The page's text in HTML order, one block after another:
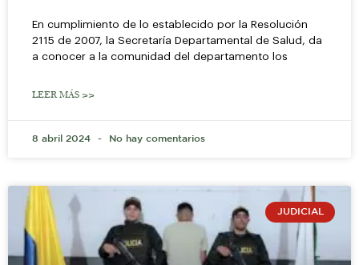
En cumplimiento de lo establecido por la Resolución
2115 de 2007, la Secretaría Departamental de Salud, da
a conocer a la comunidad del departamento los
LEER MÁS >>
8 abril 2024 No hay comentarios
JUDICIAL